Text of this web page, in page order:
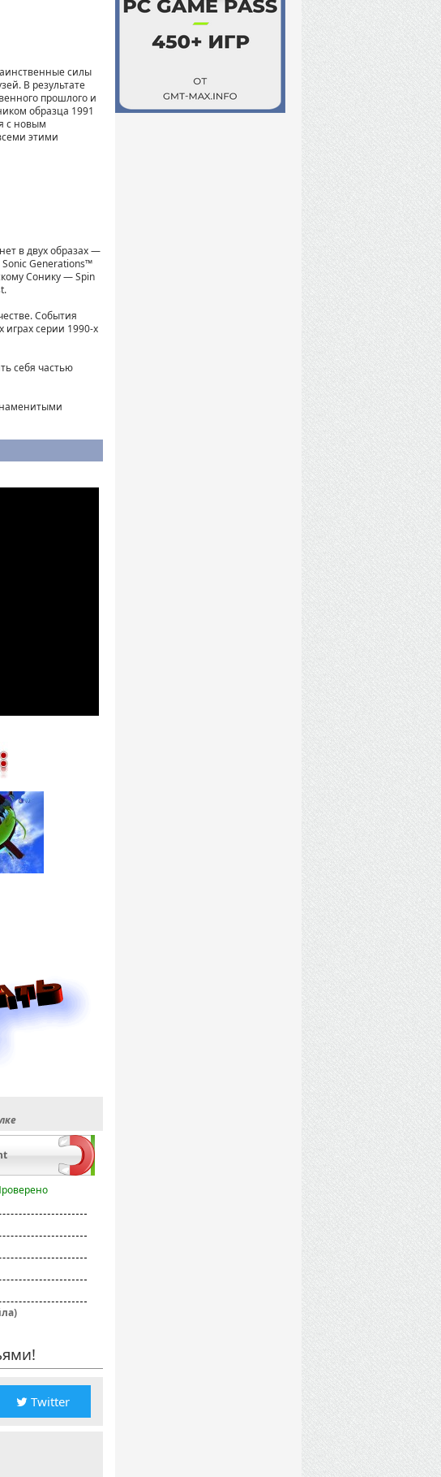
силы
В результате
прошлого и
образца 1991
с новым
этими
в двух образах —
Generations™
Сонику — Spin
События
играх серии 1990-х
себя частью
Twitter